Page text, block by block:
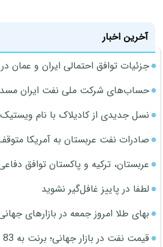
آخرین اخبار
جزئیات توافق احتمالی ایران و عمان
حساب‌های شرکت ملی نفت ایران
نسل جدیدی از کادیلاک با نام
صادرات نفت عربستان به آمریکا
عربستان، ترکیه و پاکستان توافق
لطفا در پاییز غافل‌گیر نشوید
بهای طلا امروز جمعه در بازارهای
قیمت نفت در بازار جهانی؛ برنت به 83 دلار رسید